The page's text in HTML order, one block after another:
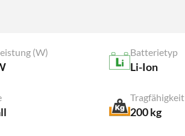
(W) Batterietyp
Li-Ion
Tragfähigkeit
200 kg